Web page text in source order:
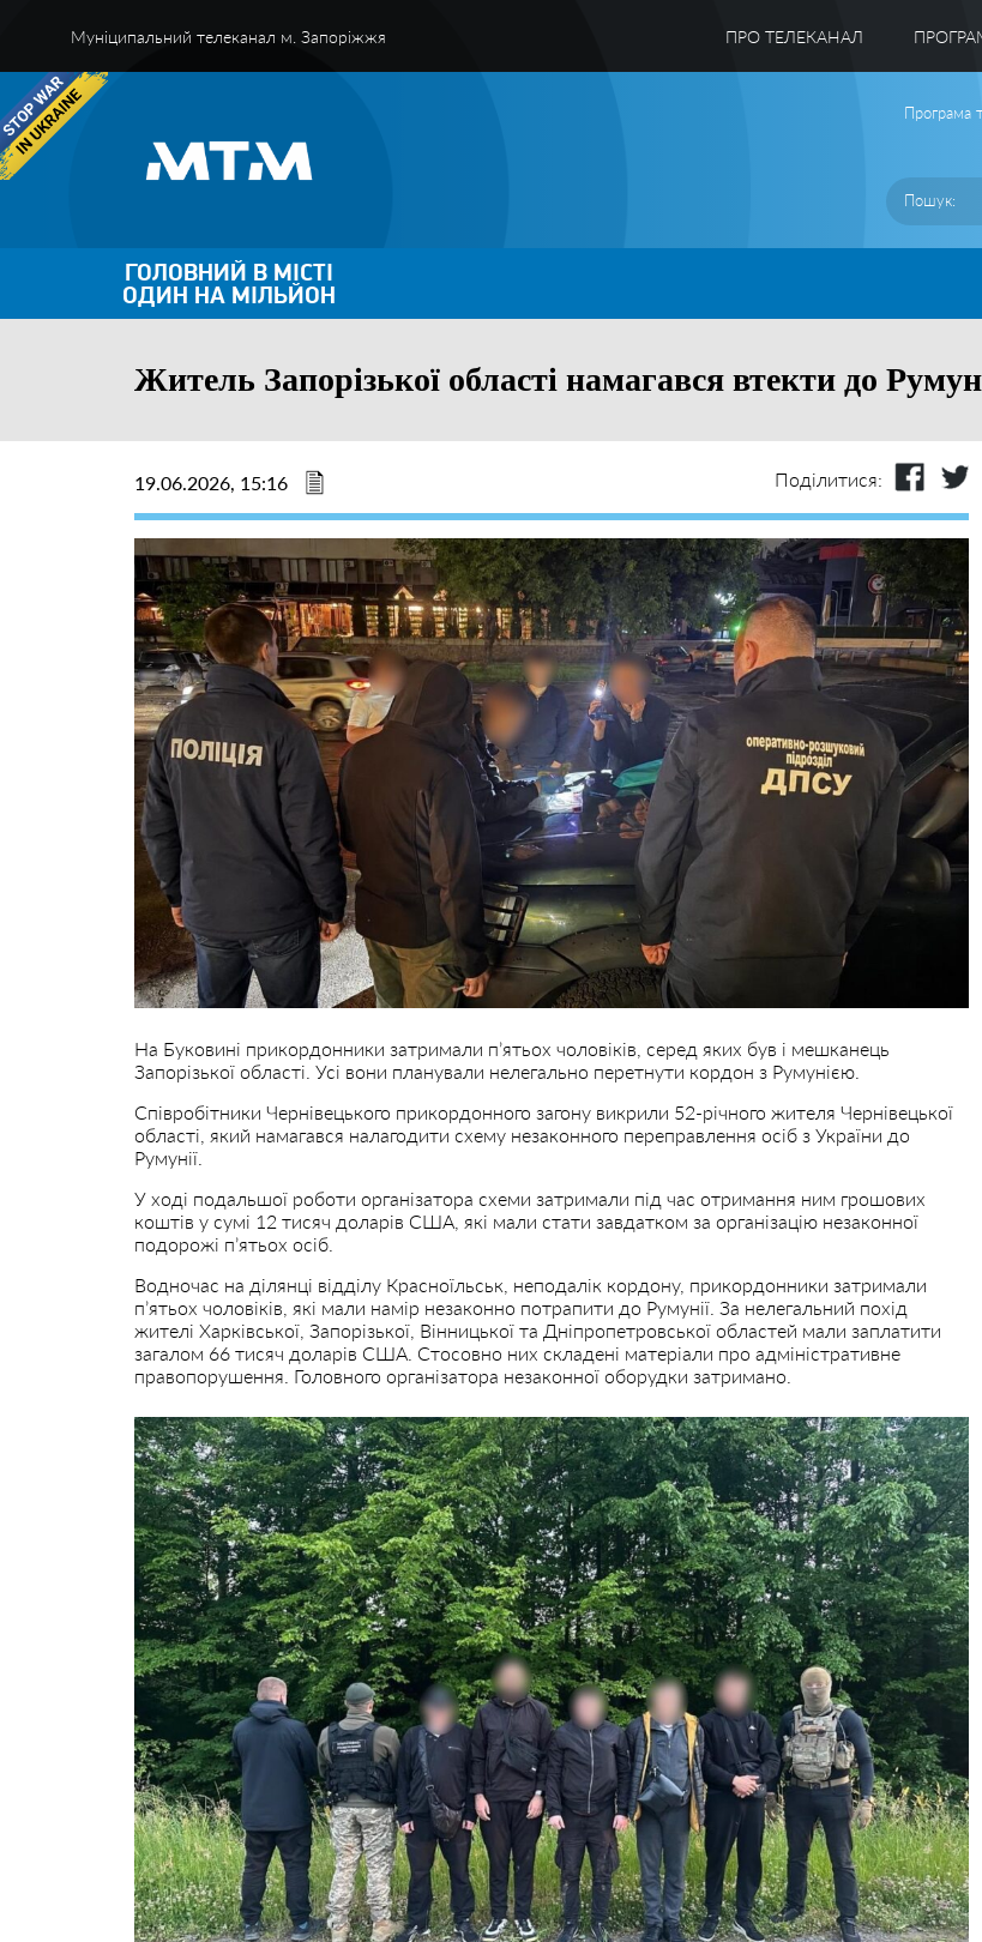
Муніципальний телеканал м. Запоріжжя ПРО ТЕЛЕКАНАЛ
Програма
ГОЛОВНИЙ В МІСТІ
ОДИН НА МІЛЬЙОН
Житель Запорізької області намагався втекти до
19.06.2026, 15:16 Поділитися:
На Буковині прикордонники затримали п’ятьох чоловіків, серед яких був і мешканець
Запорізької області. Усі вони планували нелегально перетнути кордон з Румунією.
Співробітники Чернівецького прикордонного загону викрили 52-річного жителя Чернівецької
області, який намагався налагодити схему незаконного переправлення осіб з України до
Румунії.
У ході подальшої роботи організатора схеми затримали під час отримання ним грошових
коштів у сумі 12 тисяч доларів США, які мали стати завдатком за організацію незаконної
подорожі п’ятьох осіб.
Водночас на ділянці відділу Красноїльськ, неподалік кордону, прикордонники затримали
п’ятьох чоловіків, які мали намір незаконно потрапити до Румунії. За нелегальний похід
жителі Харківської, Запорізької, Вінницької та Дніпропетровської областей мали заплатити
загалом 66 тисяч доларів США. Стосовно них складені матеріали про адміністративне
правопорушення. Головного організатора незаконної оборудки затримано.